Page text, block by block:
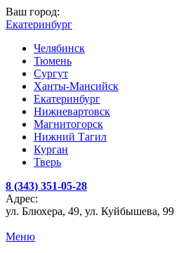
Ваш город:
Екатеринбург
Челябинск
Тюмень
Сургут
Ханты-Мансийск
Екатеринбург
Нижневартовск
Магнитогорск
Нижний Тагил
Курган
Тверь
8 (343) 351-05-28
Адрес:
ул. Блюхера, 49, ул. Куйбышева, 99
Меню